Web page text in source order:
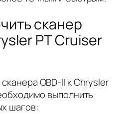
сканер
PT Cruiser
OBD-II к Chrysler
выполнить
шагов: